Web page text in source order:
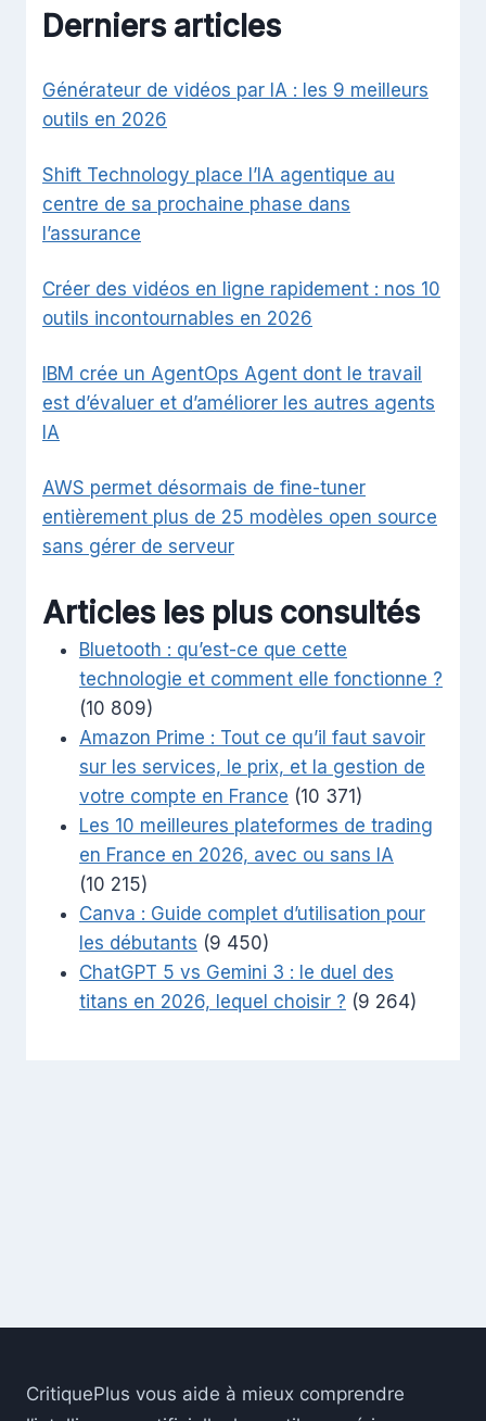
Derniers articles
Générateur de vidéos par IA : les 9 meilleurs
outils en 2026
Shift Technology place l’IA agentique au
centre de sa prochaine phase dans
l’assurance
Créer des vidéos en ligne rapidement : nos 10
outils incontournables en 2026
IBM crée un AgentOps Agent dont le travail
est d’évaluer et d’améliorer les autres agents
IA
AWS permet désormais de fine-tuner
entièrement plus de 25 modèles open source
sans gérer de serveur
Articles les plus consultés
Bluetooth : qu’est-ce que cette
technologie et comment elle fonctionne ?
(10 809)
Amazon Prime : Tout ce qu’il faut savoir
sur les services, le prix, et la gestion de
votre compte en France (10 371)
Les 10 meilleures plateformes de trading
en France en 2026, avec ou sans IA
(10 215)
Canva : Guide complet d’utilisation pour
les débutants (9 450)
ChatGPT 5 vs Gemini 3 : le duel des
titans en 2026, lequel choisir ? (9 264)
CritiquePlus vous aide à mieux comprendre